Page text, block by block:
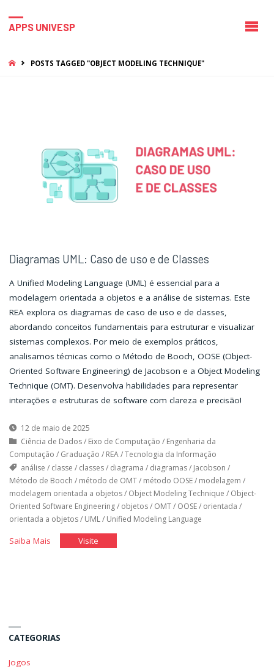
APPS UNIVESP
HOMEPOSTS TAGGED "OBJECT MODELING TECHNIQUE"
Diagramas UML: Caso de uso e de Classes
A Unified Modeling Language (UML) é essencial para a
modelagem orientada a objetos e a análise de sistemas. Este
REA explora os diagramas de caso de uso e de classes,
abordando conceitos fundamentais para estruturar e visualizar
sistemas complexos. Por meio de exemplos práticos,
analisamos técnicas como o Método de Booch, OOSE (Object-
Oriented Software Engineering) de Jacobson e a Object Modeling
Technique (OMT). Desenvolva habilidades para representar
interações e estruturas de software com clareza e precisão!
12 de maio de 2025
Ciência de Dados/ Eixo de Computação / Engenharia da
Computação / Graduação / REA/Tecnologia da Informação
análise / classe / classes/ diagrama / diagramas/ Jacobson /
Método de Booch / método de OMT/ método OOSE/ modelagem /
modelagem orientada a objetos/ Object Modeling Technique / Object-
Oriented Software Engineering/ objetos/ OMT/ OOSE/ orientada /
orientada a objetos/ UML/ Unified Modeling Language
Saiba Mais"Diagramas
Classes"
Visite"Diagramas
CATEGORIAS
Jogos